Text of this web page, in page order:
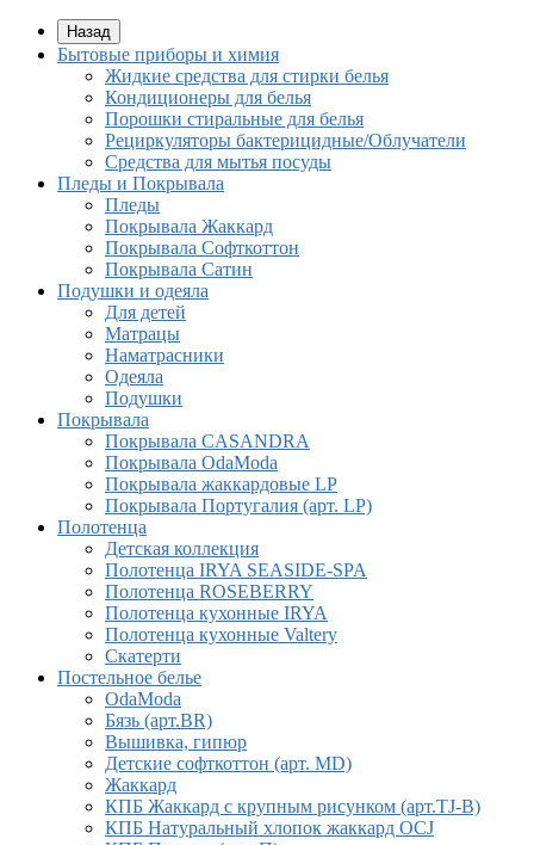
Назад
Бытовые приборы и химия
Жидкие средства для стирки белья
Кондиционеры для белья
Порошки стиральные для белья
Рециркуляторы бактерицидные/Облучатели
Средства для мытья посуды
Пледы и Покрывала
Пледы
Покрывала Жаккард
Покрывала Софткоттон
Покрывала Сатин
Подушки и одеяла
Для детей
Матрацы
Наматрасники
Одеяла
Подушки
Покрывала
Покрывалa CASANDRA
Покрывала OdaModa
Покрывала жаккардовые LP
Покрывала Португалия (арт. LP)
Полотенца
Детская коллекция
Полотенца IRYA SEASIDE-SPA
Полотенца ROSEBERRY
Полотенца кухонные IRYA
Полотенца кухонные Valtery
Скатерти
Постельное белье
OdaModa
Бязь (арт.BR)
Вышивка, гипюр
Детские софткоттон (арт. MD)
Жаккард
КПБ Жаккард с крупным рисунком (арт.TJ-B)
КПБ Натуральный хлопок жаккард OCJ